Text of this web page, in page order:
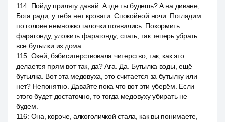
114: Пойду прилягу давай. А где ты будешь? А на диване,
Бога ради, у тебя нет кровати. Спокойной ночи. Погладим
по голове немножко галочки появились. Покормить
фарагонду, уложить фарагонду, спать, так теперь убрать
все бутылки из дома.
115: Окей, бэбиситерствовала читерство, так, как это
делается прям вот так, да? Ага. Да. Бутылка воды, ещё
бутылка. Вот эта медовуха, это считается за бутылку или
нет? Непонятно. Давайте пока что вот эти уберём. Если
этого будет достаточно, то тогда медовуху убирать не
будем.
116: Она, короче, алкоголичкой стала, как вы понимаете,